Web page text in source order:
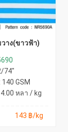
าง(ขาวฟ้า)
74"
GSM
หลา / kg
143 ฿/kg